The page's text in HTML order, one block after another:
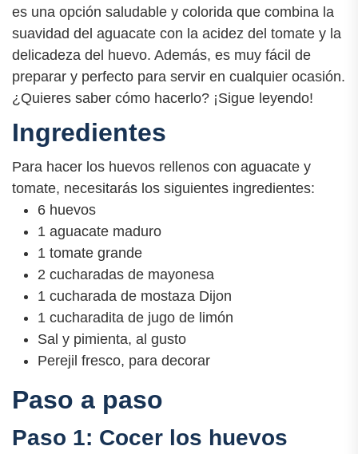
es una opción saludable y colorida que combina la
suavidad del aguacate con la acidez del tomate y la
delicadeza del huevo. Además, es muy fácil de
preparar y perfecto para servir en cualquier ocasión.
¿Quieres saber cómo hacerlo? ¡Sigue leyendo!
Ingredientes
Para hacer los huevos rellenos con aguacate y
tomate, necesitarás los siguientes ingredientes:
6 huevos
1 aguacate maduro
1 tomate grande
2 cucharadas de mayonesa
1 cucharada de mostaza Dijon
1 cucharadita de jugo de limón
Sal y pimienta, al gusto
Perejil fresco, para decorar
Paso a paso
Paso 1: Cocer los huevos